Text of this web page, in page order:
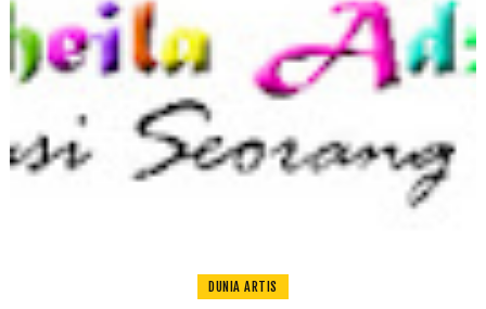
DUNIA ARTIS